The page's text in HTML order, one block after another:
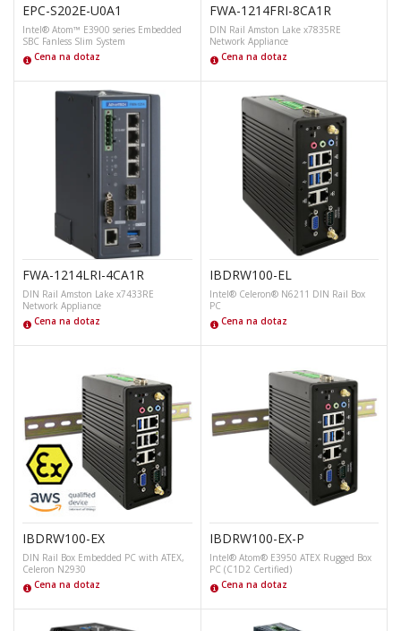
EPC-S202E-U0A1
Intel® Atom™ E3900 series Embedded
SBC Fanless Slim System
Cena na dotaz
FWA-1214FRI-8CA1R
DIN Rail Amston Lake x7835RE
Network Appliance
Cena na dotaz
FWA-1214LRI-4CA1R
DIN Rail Amston Lake x7433RE
Network Appliance
Cena na dotaz
IBDRW100-EL
Intel® Celeron® N6211 DIN Rail Box
PC
Cena na dotaz
IBDRW100-EX
DIN Rail Box Embedded PC with ATEX,
Celeron N2930
Cena na dotaz
IBDRW100-EX-P
Intel® Atom® E3950 ATEX Rugged Box
PC (C1D2 Certified)
Cena na dotaz